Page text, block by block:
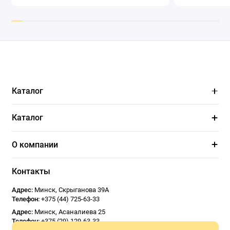
Каталог
Каталог
О компании
Контакты
Адрес: Минск, Скрыганова 39А
Телефон: +375 (44) 725-63-33
Адрес: Минск, Асаналиева 25
Телефон: +375 (29) 129-63-33